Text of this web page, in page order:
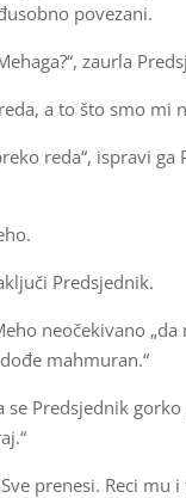
povezani.
zaurla
a to što smo mi
reda“, ispravi
Predsjednik.
neočekivano
mahmuran.“
se Predsjednik
prenesi. Reci